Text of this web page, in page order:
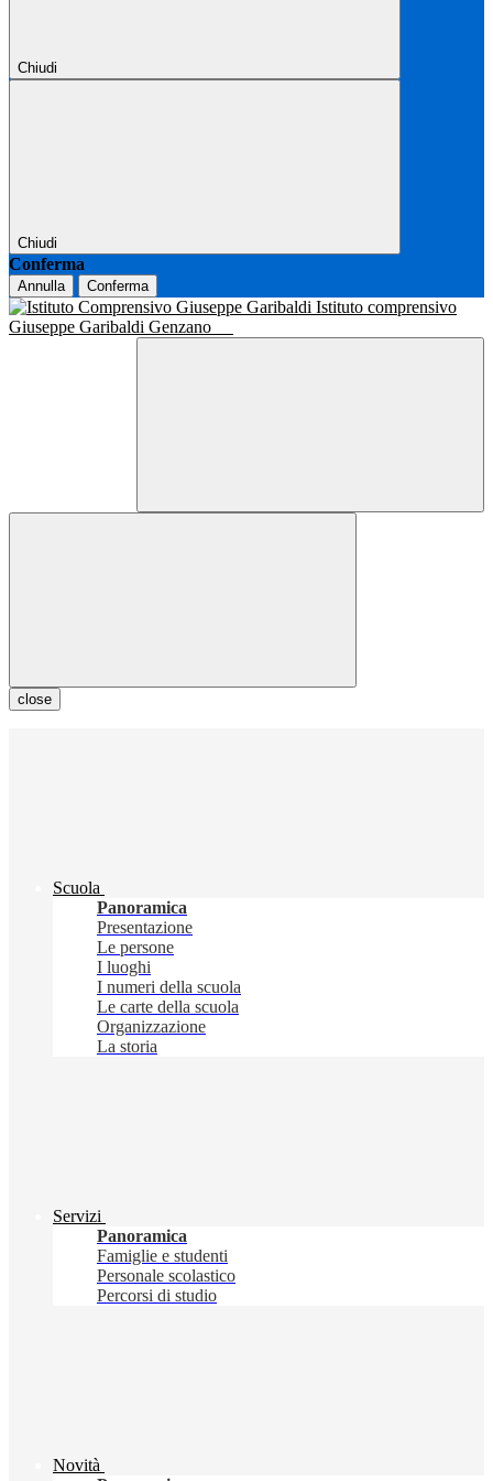
Chiudi
Chiudi
Conferma
Annulla Conferma
Istituto comprensivo
Giuseppe Garibaldi Genzano
close
Scuola
Panoramica
Presentazione
Le persone
I luoghi
I numeri della scuola
Le carte della scuola
Organizzazione
La storia
Servizi
Panoramica
Famiglie e studenti
Personale scolastico
Percorsi di studio
Novità